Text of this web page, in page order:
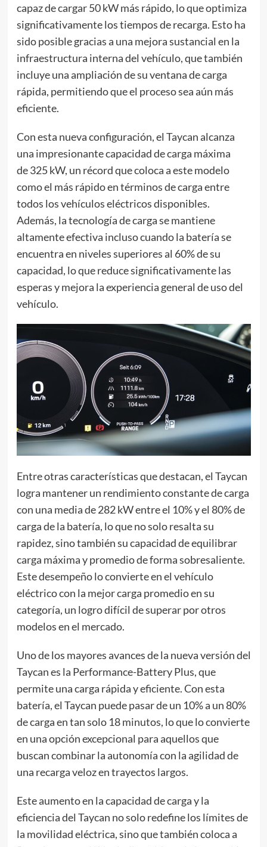
capaz de cargar 50 kW más rápido, lo que optimiza
significativamente los tiempos de recarga. Esto ha
sido posible gracias a una mejora sustancial en la
infraestructura interna del vehículo, que también
incluye una ampliación de su ventana de carga
rápida, permitiendo que el proceso sea aún más
eficiente.
Con esta nueva configuración, el Taycan alcanza
una impresionante capacidad de carga máxima
de 325 kW, un récord que coloca a este modelo
como el más rápido en términos de carga entre
todos los vehículos eléctricos disponibles.
Además, la tecnología de carga se mantiene
altamente efectiva incluso cuando la batería se
encuentra en niveles superiores al 60% de su
capacidad, lo que reduce significativamente las
esperas y mejora la experiencia general de uso del
vehículo.
Entre otras características que destacan, el Taycan
logra mantener un rendimiento constante de carga
con una media de 282 kW entre el 10% y el 80% de
carga de la batería, lo que no solo resalta su
rapidez, sino también su capacidad de equilibrar
carga máxima y promedio de forma sobresaliente.
Este desempeño lo convierte en el vehículo
eléctrico con la mejor carga promedio en su
categoría, un logro difícil de superar por otros
modelos en el mercado.
Uno de los mayores avances de la nueva versión del
Taycan es la Performance-Battery Plus, que
permite una carga rápida y eficiente. Con esta
batería, el Taycan puede pasar de un 10% a un 80%
de carga en tan solo 18 minutos, lo que lo convierte
en una opción excepcional para aquellos que
buscan combinar la autonomía con la agilidad de
una recarga veloz en trayectos largos.
Este aumento en la capacidad de carga y la
eficiencia del Taycan no solo redefine los límites de
la movilidad eléctrica, sino que también coloca a